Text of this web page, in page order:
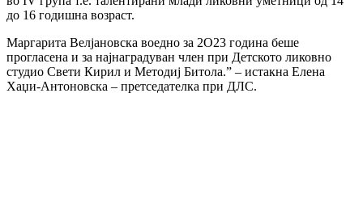
до 16 годишна возраст.
Маргарита Велјановска воедно за 2О23 година беше
прогласена и за најнаградуван член при Детското ликовно
студио Свети Кирил и Методиј Битола.” – истакна Елена
Хаџи-Антоновска – претседателка при ДЛС.